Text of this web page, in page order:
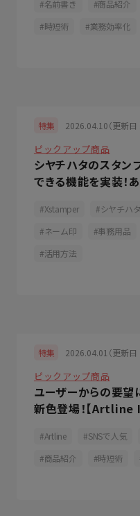
名前書き 商品紹介
時短術
業務効率化
特集 2026.04.10（更新日
ピックアップ商品
シヤチハタのスタン
できる機能を実装！
Xstamper
シヤチハ
ネーム印
事務用品
活用方法
特集 2026.04.01（更新日
ピックアップ商品
ユーザーからの要望
新色登場！【Artline
Artline SNSで人気
商品紹介
時短術